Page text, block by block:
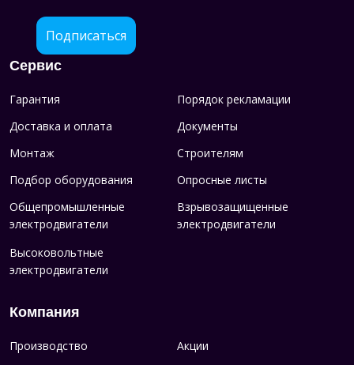
Подписаться
Сервис
Гарантия
Порядок рекламации
Доставка и оплата
Документы
Монтаж
Строителям
Подбор оборудования
Опросные листы
Общепромышленные
электродвигатели
Взрывозащищенные
электродвигатели
Высоковольтные
электродвигатели
Компания
Производство
Акции